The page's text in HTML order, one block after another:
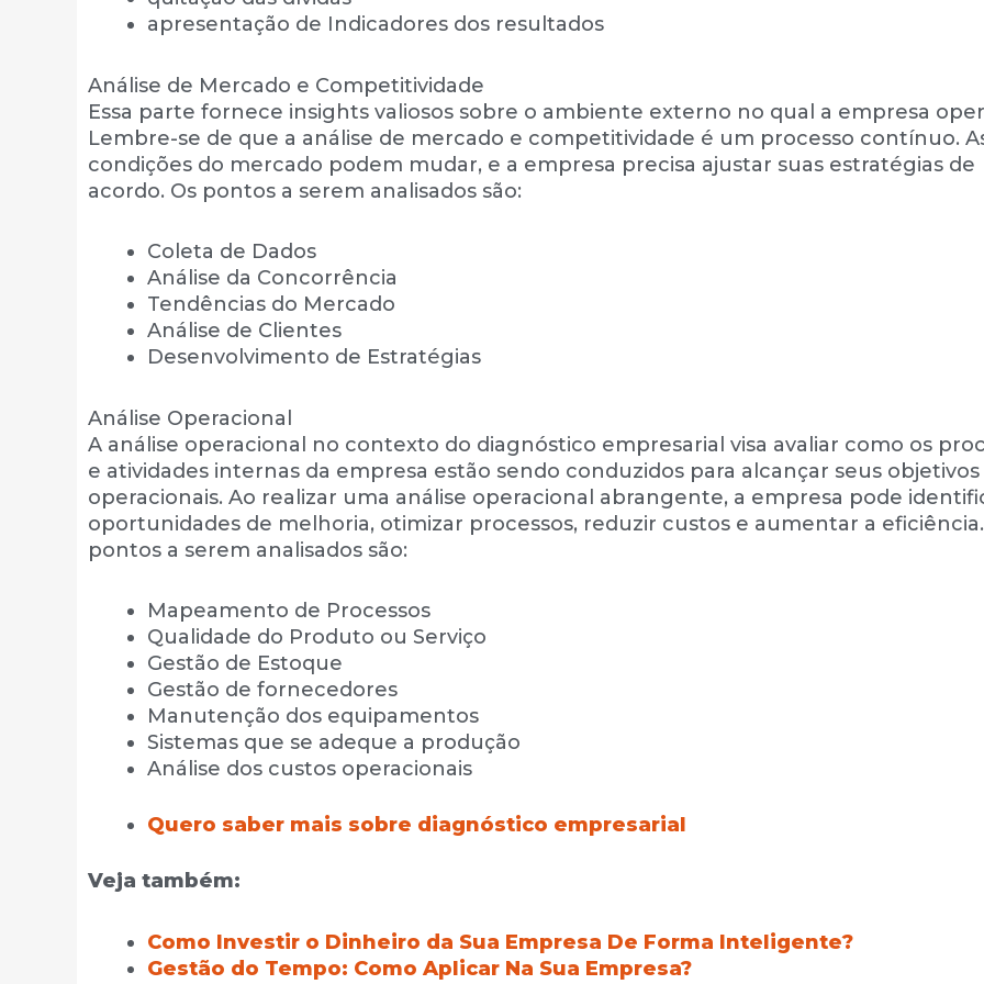
apresentação de Indicadores dos resultados
Análise de Mercado e Competitividade
Essa parte fornece insights valiosos sobre o ambiente externo no qual a empresa
Lembre-se de que a análise de mercado e competitividade é um processo contínuo.
condições do mercado podem mudar, e a empresa precisa ajustar suas estratégias de
acordo. Os pontos a serem analisados são:
Coleta de Dados
Análise da Concorrência
Tendências do Mercado
Análise de Clientes
Desenvolvimento de Estratégias
Análise Operacional
A análise operacional no contexto do diagnóstico empresarial visa avaliar como os
e atividades internas da empresa estão sendo conduzidos para alcançar seus objetivos
operacionais. Ao realizar uma análise operacional abrangente, a empresa pode
oportunidades de melhoria, otimizar processos, reduzir custos e aumentar a
pontos a serem analisados são:
Mapeamento de Processos
Qualidade do Produto ou Serviço
Gestão de Estoque
Gestão de fornecedores
Manutenção dos equipamentos
Sistemas que se adeque a produção
Análise dos custos operacionais
Quero saber mais sobre diagnóstico empresarial
Veja também:
Como Investir o Dinheiro da Sua Empresa De Forma Inteligente?
Gestão do Tempo: Como Aplicar Na Sua Empresa?